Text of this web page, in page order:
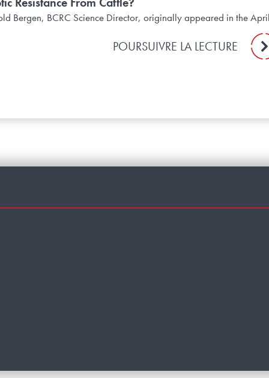
Bergen, BCRC Science Director, originally appeared in the
POURSUIVRE LA LECTURE